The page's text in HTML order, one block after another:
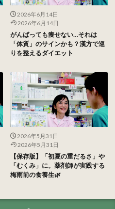
2026年6月14日
2026年6月14日
がんばっても痩せない…それは
「体質」のサインかも？漢方で巡
りを整えるダイエット
2026年5月31日
2026年5月31日
【保存版】「初夏の重だるさ」や
「むくみ」に。薬剤師が実践する
梅雨前の食養生🌿